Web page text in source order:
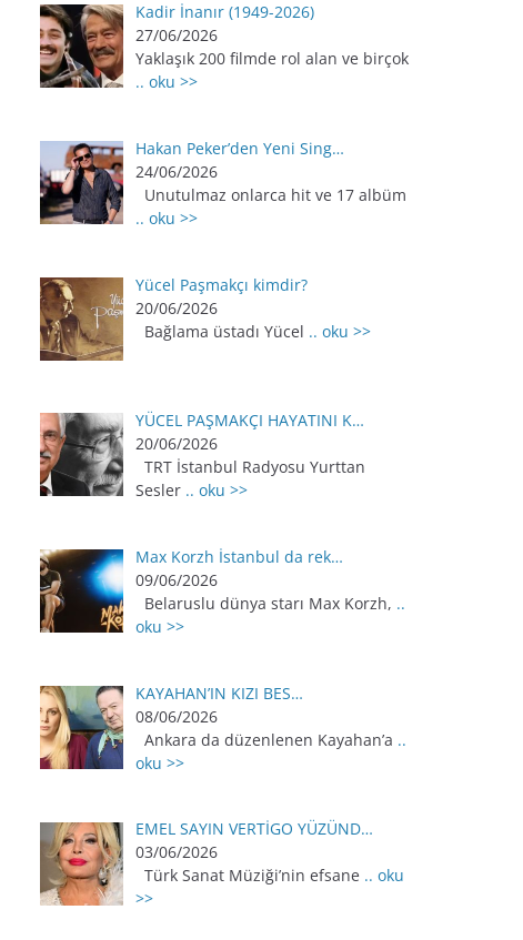
Kadir İnanır (1949-2026)
27/06/2026
Yaklaşık 200 filmde rol alan ve birçok
.. oku >>
Hakan Peker’den Yeni Sing…
24/06/2026
Unutulmaz onlarca hit ve 17 albüm
.. oku >>
Yücel Paşmakçı kimdir?
20/06/2026
Bağlama üstadı Yücel .. oku >>
YÜCEL PAŞMAKÇI HAYATINI K…
20/06/2026
TRT İstanbul Radyosu Yurttan
Sesler .. oku >>
Max Korzh İstanbul da rek…
09/06/2026
Belaruslu dünya starı Max Korzh, ..
oku >>
KAYAHAN’IN KIZI BES…
08/06/2026
Ankara da düzenlenen Kayahan’a ..
oku >>
EMEL SAYIN VERTİGO YÜZÜND…
03/06/2026
Türk Sanat Müziği’nin efsane .. oku
>>